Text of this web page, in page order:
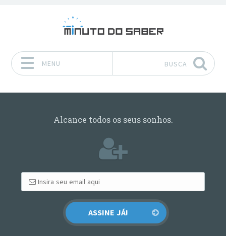
MENU BUSCA
Alcance todos os seus sonhos.